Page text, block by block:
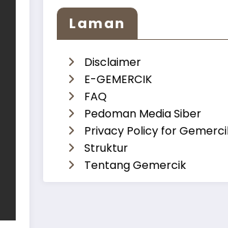
Laman
Disclaimer
E-GEMERCIK
FAQ
Pedoman Media Siber
Privacy Policy for
Struktur
Tentang Gemercik